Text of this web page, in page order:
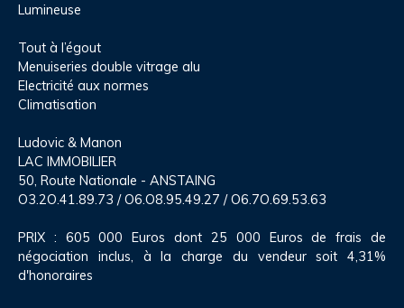
Lumineuse
Tout à l’égout
Menuiseries double vitrage alu
Electricité aux normes
Climatisation
Ludovic & Manon
LAC IMMOBILIER
50, Route Nationale - ANSTAING
O3.2O.41.89.73 / O6.O8.95.49.27 / O6.7O.69.53.63
PRIX : 605 000 Euros dont 25 000 Euros de frais de
négociation inclus, à la charge du vendeur soit 4,31%
d'honoraires